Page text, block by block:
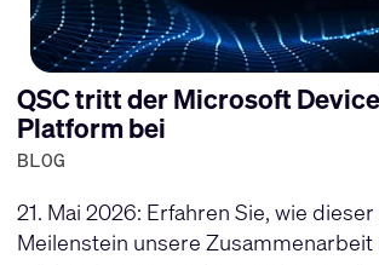
QSC tritt der Microsoft
Platform bei
BLOG
21. Mai 2026: Erfahren Sie, wie
Meilenstein unsere